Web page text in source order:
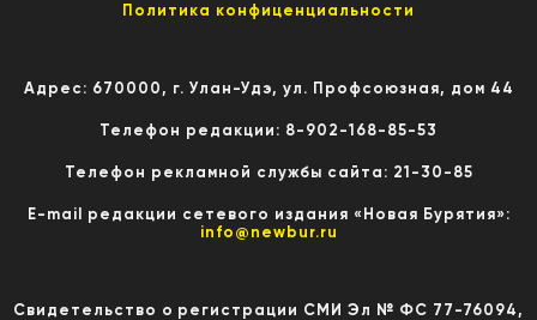
Политика конфиценциальности
Адрес: 670000, г. Улан-Удэ, ул. Профсоюзная, дом 44
Телефон редакции: 8-902-168-85-53
Телефон рекламной службы сайта: 21-30-85
E-mail редакции сетевого издания «Новая Бурятия»:
info@newbur.ru
Свидетельство о регистрации СМИ Эл № ФС 77-76094,